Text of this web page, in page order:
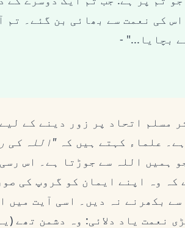
کی نعمت سے بھائی بن گئے۔ تم
بچایا..." -
مسلم اتحاد پر زور دینے کے
علماء کہتے ہیں کہ"اللہ کی
ہمیں اللہ سے جوڑتا ہے۔ اس
کہ وہ اپنے ایمان کو گروپ کی
سے بکھرنے نہ دیں۔ اسی آیت میں
نعمت یاد دلائی: وہ دشمن تھے